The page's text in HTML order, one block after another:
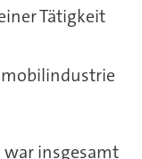
Tätigkeit
war insgesamt